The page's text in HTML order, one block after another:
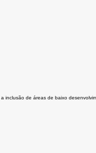
inclusão de áreas de baixo